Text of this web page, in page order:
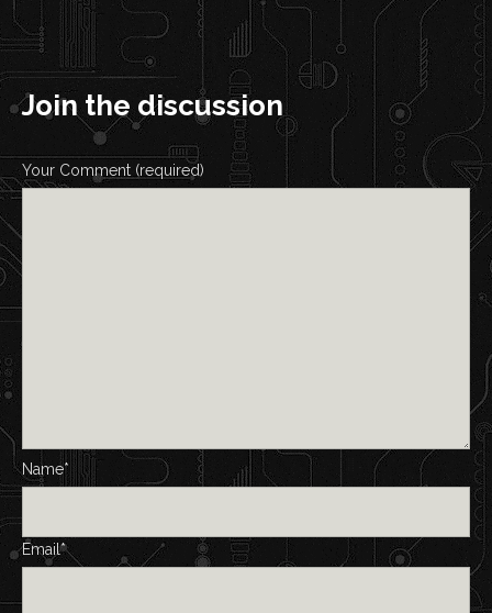
Join the discussion
Your Comment (required)
Name*
Email*